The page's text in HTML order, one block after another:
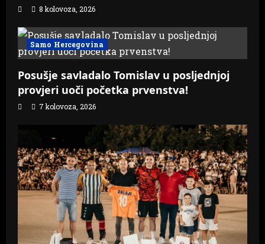
8 kolovoza, 2026
Samo Hercegovina
Posušje savladalo Tomislav u posljednjoj
provjeri uoči početka prvenstva!
7 kolovoza, 2026